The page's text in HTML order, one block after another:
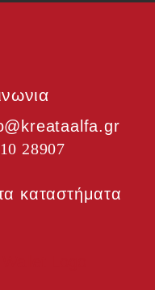
28907
τα καταστήματα